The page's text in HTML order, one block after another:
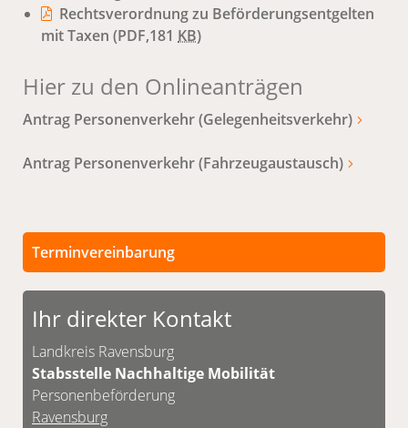
Rechtsverordnung zu Beförderungsentgelten
mit Taxen (PDF,181 KB)
Hier zu den Onlineanträgen
Antrag Personenverkehr (Gelegenheitsverkehr)
Antrag Personenverkehr (Fahrzeugaustausch)
Terminvereinbarung
Persönliche Termine sind nach vorheriger
Vereinbarung möglich.
Ihr direkter Kontakt
Landkreis Ravensburg
Stabsstelle Nachhaltige Mobilität
Personenbeförderung
Ravensburg